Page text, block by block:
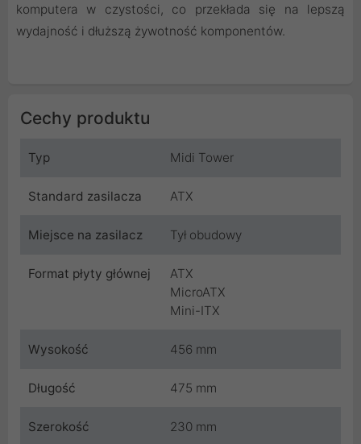
komputera w czystości, co przekłada się na lepszą
wydajność i dłuższą żywotność komponentów.
Cechy produktu
Typ Midi Tower
Standard zasilacza ATX
Miejsce na zasilacz Tył obudowy
Format płyty głównej
ATX
MicroATX
Mini-ITX
Wysokość 456 mm
Długość 475 mm
Szerokość 230 mm